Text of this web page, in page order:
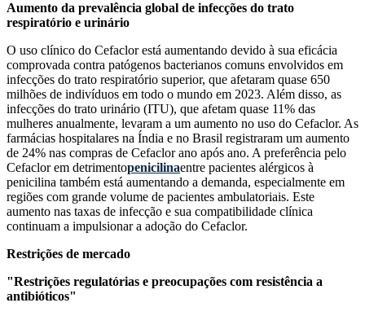
Aumento da prevalência global de infecções do trato
respiratório e urinário
O uso clínico do Cefaclor está aumentando devido à sua eficácia
comprovada contra patógenos bacterianos comuns envolvidos em
infecções do trato respiratório superior, que afetaram quase 650
milhões de indivíduos em todo o mundo em 2023. Além disso, as
infecções do trato urinário (ITU), que afetam quase 11% das
mulheres anualmente, levaram a um aumento no uso do Cefaclor. As
farmácias hospitalares na Índia e no Brasil registraram um aumento
de 24% nas compras de Cefaclor ano após ano. A preferência pelo
Cefaclor em detrimentopenicilinaentre pacientes alérgicos à
penicilina também está aumentando a demanda, especialmente em
regiões com grande volume de pacientes ambulatoriais. Este
aumento nas taxas de infecção e sua compatibilidade clínica
continuam a impulsionar a adoção do Cefaclor.
Restrições de mercado
"Restrições regulatórias e preocupações com resistência a
antibióticos"